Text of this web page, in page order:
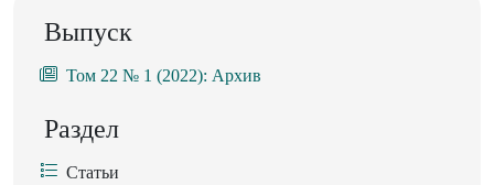
Выпуск
Том 22 № 1 (2022): Архив
Раздел
Статьи